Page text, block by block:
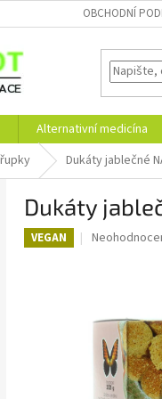
OBCHODNÍ
Alternativní medicína
Dukáty jablečné
Dukáty
VEGAN
Průměrné
z
hvězdiček.